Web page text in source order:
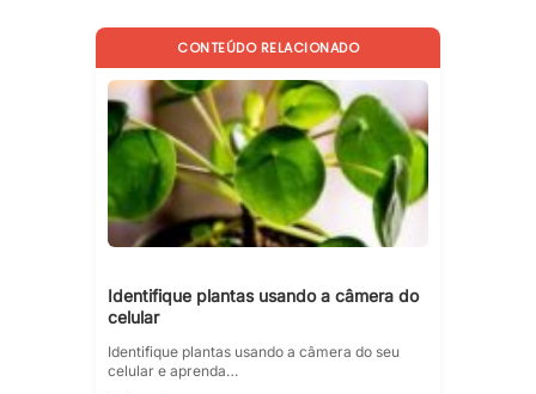
CONTEÚDO RELACIONADO
Identifique plantas usando a câmera do
celular
Identifique plantas usando a câmera do seu
celular e aprenda…